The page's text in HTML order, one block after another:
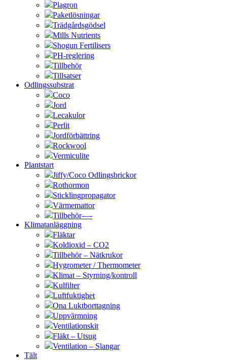
Plagron
Paketlösningar
Trädgårdsgödsel
Mills Nutrients
Shogun Fertilisers
PH-reglering
Tillbehör
Tillsatser
Odlingssubstrat
Coco
Jord
Lecakulor
Perlit
Jordförbättring
Rockwool
Vermiculite
Plantstart
Jiffy/Coco Odlingsbrickor
Rothormon
Sticklingpropagator
Värmemattor
Tillbehör—-
Klimatanläggning
Fläktar
Koldioxid – CO2
Tillbehör – Nätkrukor
Hygrometer / Thermometer
Klimat – Styrning/kontroll
Kulfilter
Luftfuktighet
Ona Luktborttagning
Uppvärmning
Ventilationskit
Fläkt – Utsug
Ventilation – Slangar
Tält